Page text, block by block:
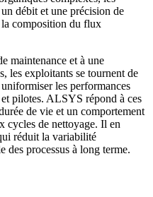
débit et une précision de
la composition du flux
maintenance et à une
les exploitants se tournent de
les performances
pilotes. ALSYS répond à ces
de vie et un comportement
cycles de nettoyage. Il en
réduit la variabilité
processus à long terme.